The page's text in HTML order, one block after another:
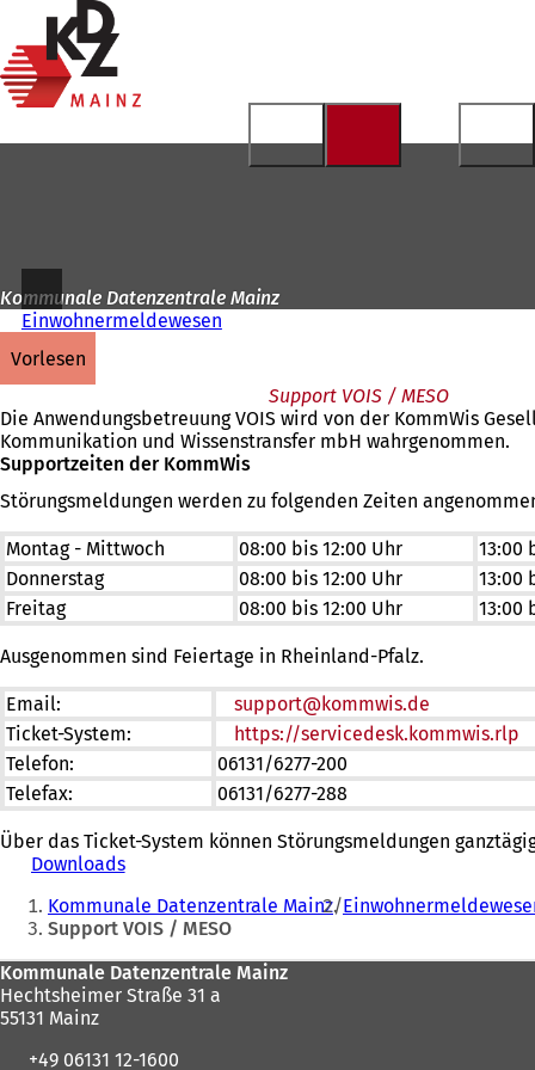
Inhalt anspringen
Startseite
Kommunale Datenzentrale Mainz
Einwohnermeldewesen
vorlesen
Support VOIS / MESO
Die Anwendungsbetreuung VOIS wird von der KommWis
Kommunikation und Wissenstransfer mbH wahrgenommen.
Supportzeiten der KommWis
Störungsmeldungen werden zu folgenden Zeiten
Montag - Mittwoch 08:00 bis 12:00 Uhr
13:00
Donnerstag
08:00 bis 12:00 Uhr
13:00
Freitag
08:00 bis 12:00 Uhr 13:00
Ausgenommen sind Feiertage in Rheinland-Pfalz.
Email: support kommwis de
Ticket-System:
https://servicedesk.kommwis.rlp
Telefon:
06131/6277-200
Telefax:
06131/6277-288
Über das Ticket-System können Störungsmeldungen
Downloads(
f
f
n
e
t
Sie
befinden
sich
hier:
Kommunale Datenzentrale Mainz
Support VOIS / MESO
Fußbereich
Kommunale Datenzentrale Mainz
Hechtsheimer Straße 31 a
55131 Mainz
+49 06131 12-1600